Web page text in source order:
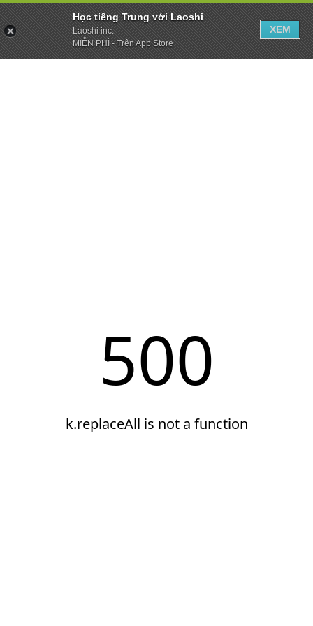
Học tiếng Trung với Laoshi
Laoshi inc.
MIỄN PHÍ - Trên App Store
XEM
500
k.replaceAll is not a function